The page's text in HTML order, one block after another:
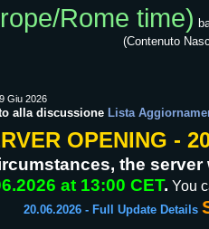
Rome time)
(Contenuto
Giu 2026
alla discussione Lista
OPENING -
the
at 13:00 CET. You
20.06.2026 - Full Update Details